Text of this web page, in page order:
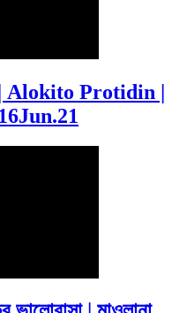
| Alokito Protidin |